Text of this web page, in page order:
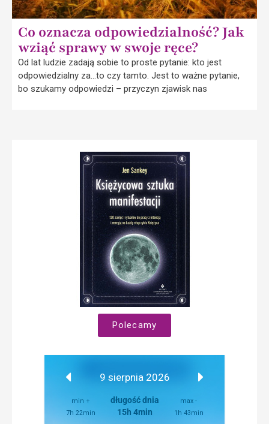
Co oznacza odpowiedzialność? Jak
wziąć sprawy w swoje ręce?
Od lat ludzie zadają sobie to proste pytanie: kto jest
odpowiedzialny za…to czy tamto. Jest to ważne pytanie,
bo szukamy odpowiedzi – przyczyn zjawisk nas
Polecamy
9 sierpnia 2026
min +
7h 22min
długość dnia
15h 4min
max -
1h 43min